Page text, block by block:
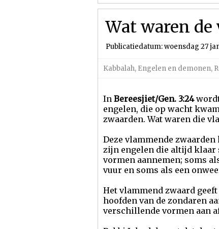
Wat waren de
Publicatiedatum: woensdag 27
Kabbalah, Engelen en demonen,
In Bereesjiet/Gen. 3:24
engelen, die op wacht
zwaarden. Wat waren die
Deze vlammende
zijn engelen die altijd klaar
vormen aannemen; soms
vuur en soms als een
Het vlammend zwaard
hoofden van de zondaren
verschillende vormen aan